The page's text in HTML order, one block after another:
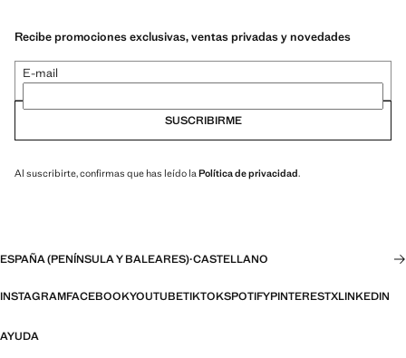
Recibe promociones exclusivas, ventas privadas y novedades
E-mail
SUSCRIBIRME
Al suscribirte, confirmas que has leído laPolítica de privacidad.
ESPAÑA (PENÍNSULA Y BALEARES)·CASTELLANO
INSTAGRAMFACEBOOKYOUTUBETIKTOKSPOTIFYPINTERESTXLINKEDIN
AYUDA